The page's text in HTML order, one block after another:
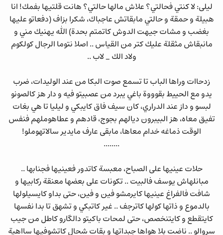
ليلى: لا كنتي فحالتي؟ علاش مالها حالتي؟ هانت قلتيها بفمك! انا
هبيلة و حمقة و حالتي مابقاتش عاجباك، شكرا بزاف (دفعاتو عليها
بغضب و مشات جيهت الدوش كاتمتم بحدة) الله يهنيك مني و
مانبقاش مثقلة عليك كتر من القياس .. اصلا نتوما الرجال كولكوم
ولاد الك _ لاب ..
زدحاات وراها الباب تا تسمع صوت البكا من عند الوليدات، ضرب
يدو مع الحييط بقوووة باغي يبرد من عصبيتو فيه و دار هز كالصونو
لبسو و داز عند الدراري، كان سيف فاق كايبكي و ليليا تا هي بغات
تفيق معاه، هز البيبرون ديالهم بجوج، قادهم و عطاهوملهم فنفس
الوقت ذماغه خدام معاها، مابقى عارف مايدير سالاتهوملو!
........
حلات عينيها على الصباح، معبسة كاتدور فعينيها فجنابها ..
مبانلهاش يوسف فالبيت .. تكونات على بعضها معنقة ركابيها و
شافت فالفراغ عينيها كايرمشو فين و فين، حتى بداو كايسيلولها
بالدموع و ذاتها كولها كاترجف .. غير كاتبكي و تشهق تا بدا نفسها
كايتقطع و كايتنخصص، حتى لمحات باكيتو دالگارو كاطل من جيب
سروالو .. ناضت بلا هواها جبداتها و بقات شحال كاتشوفيها سااهية